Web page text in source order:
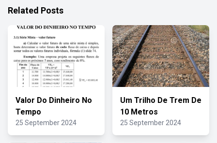
Related Posts
Valor Do Dinheiro No
Tempo
25 September 2024
Um Trilho De Trem De
10 Metros
25 September 2024